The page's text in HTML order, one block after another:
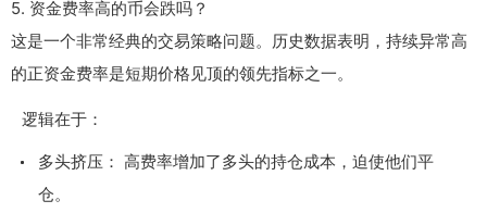
5. 资金费率高的币会跌吗？
这是一个非常经典的交易策略问题。历史数据表明，持续异常高
的正资金费率是短期价格见顶的领先指标之一。
逻辑在于：
多头挤压： 高费率增加了多头的持仓成本，迫使他们平
仓。